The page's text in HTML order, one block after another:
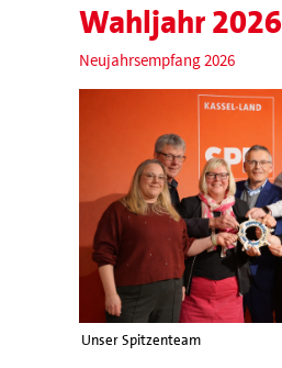
Wahljahr 2026
Neujahrsempfang 2026
Unser Spitzenteam